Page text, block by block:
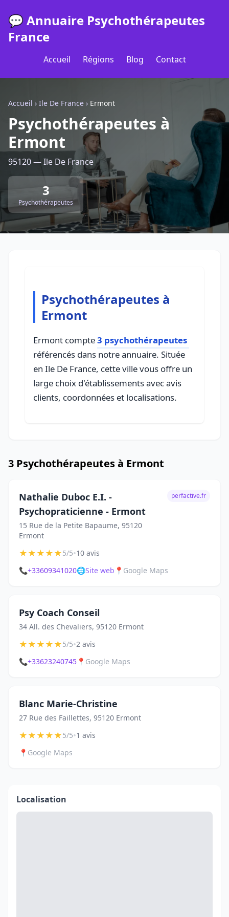
💬 Annuaire Psychothérapeutes
France
Accueil Régions Blog Contact
Accueil › Ile De France › Ermont
Psychothérapeutes à
Ermont
95120 — Ile De France
3
Psychothérapeutes
Psychothérapeutes à
Ermont
Ermont compte3 psychothérapeutes
référencés dans notre annuaire. Située
en Ile De France, cette ville vous offre un
large choix d'établissements avec avis
clients, coordonnées et localisations.
3 Psychothérapeutes à Ermont
Nathalie Duboc E.I. -
Psychopraticienne - Ermont
15 Rue de la Petite Bapaume, 95120
Ermont
perfactive.fr
★★★★★5/5•10 avis
📞+33609341020🌐Site web 📍 Google Maps
Psy Coach Conseil
34 All. des Chevaliers, 95120 Ermont
★★★★★5/5•2 avis
📞+33623240745 📍 Google Maps
Blanc Marie-Christine
27 Rue des Faillettes, 95120 Ermont
★★★★★5/5•1 avis
📍 Google Maps
Localisation